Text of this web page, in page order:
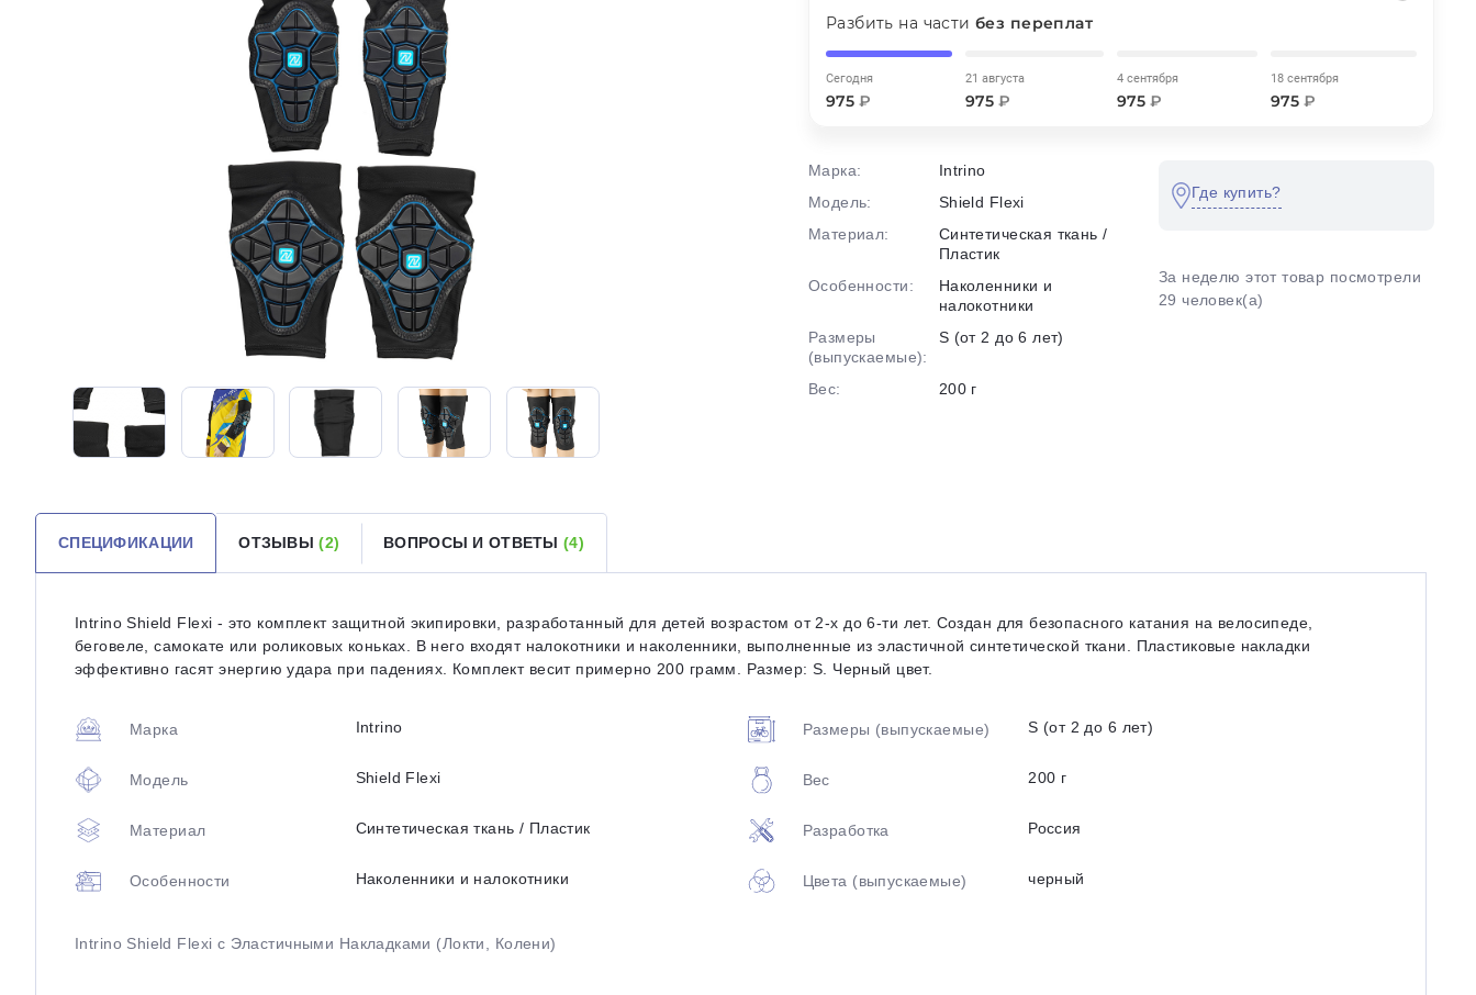
Разбить на частибез переплат
Сегодня
975 ₽
21 августа
975 ₽
4 сентября
975 ₽
18 сентября
975 ₽
Марка:
Intrino
Модель:
Shield Flexi
Материал:
Синтетическая ткань /
Пластик
Особенности:
Наколенники и
налокотники
Размеры
(выпускаемые):
S (от 2 до 6 лет)
Вес: 200 г
Где купить?
За неделю этот товар посмотрели
29 человек(а)
СПЕЦИФИКАЦИИ ОТЗЫВЫ(2) ВОПРОСЫ И ОТВЕТЫ (4)
Intrino Shield Flexi - это комплект защитной экипировки, разработанный для детей возрастом от 2-х до 6-ти лет. Создан для безопасного катания на велосипеде,
беговеле, самокате или роликовых коньках. В него входят налокотники и наколенники, выполненные из эластичной синтетической ткани. Пластиковые накладки
эффективно гасят энергию удара при падениях. Комплект весит примерно 200 грамм. Размер: S. Черный цвет.
Марка Intrino
Модель Shield Flexi
Материал Синтетическая ткань / Пластик
Особенности Наколенники и налокотники
Размеры (выпускаемые) S (от 2 до 6 лет)
Вес 200 г
Разработка Россия
Цвета (выпускаемые) черный
Intrino Shield Flexi с Эластичными Накладками (Локти, Колени)
в корзину
Получайте товар
Оставшиеся
с вашей карты
Подробнее об оплате Плайтом
недели
Остались вопросы?
8 800 302-02-51
plait.ru